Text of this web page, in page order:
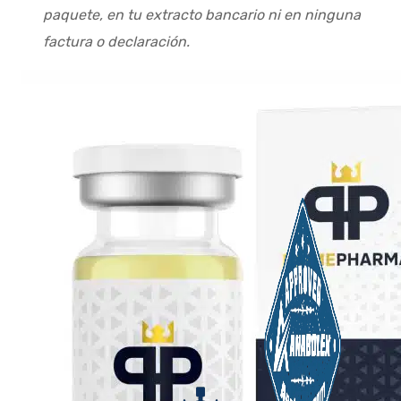
paquete, en tu extracto bancario ni en ninguna
factura o declaración.